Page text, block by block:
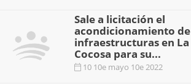
Sale a licitación el
acondicionamiento de
infraestructuras en La
Cocosa para su...
10 10e mayo 10e 2022